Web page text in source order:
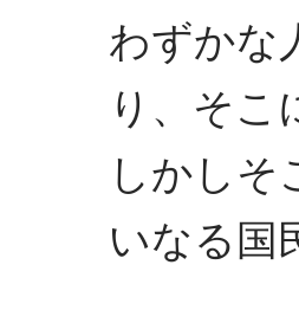
わずかな
り、そこ
しかしそ
いなる国